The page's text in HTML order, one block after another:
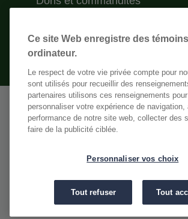
Rejoindre Sollio Agriculture
Menu Footer Sollio inferieur
Gestion des témoins
Action collective vie privée
Ce site Web enregistre des
ordinateur.
Le respect de votre vie privée compte pour
sont utilisés pour recueillir des
partenaires utilisons ces renseignements
personnaliser votre expérience de navigation,
performance de notre site web, collecter des
faire de la publicité ciblée.
Personnaliser vos choix
Tout refuser Tout